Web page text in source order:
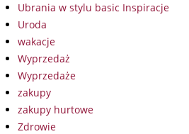
Ubrania w stylu basic Inspiracje
Uroda
wakacje
Wyprzedaż
Wyprzedaże
zakupy
zakupy hurtowe
Zdrowie